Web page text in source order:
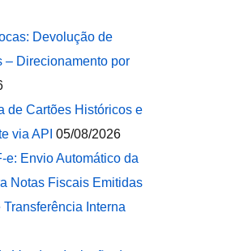
Devolução de
– Direcionamento por
de Cartões Históricos e
via API 05/08/2026
e: Envio Automático da
Notas Fiscais Emitidas
Interna